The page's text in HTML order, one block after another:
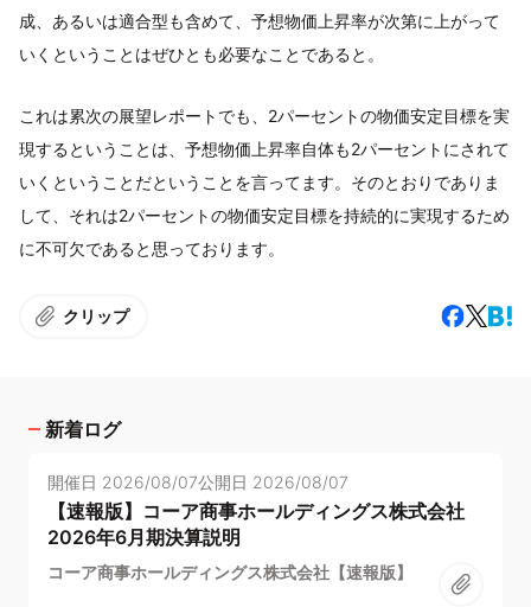
成、あるいは適合型も含めて、予想物価上昇率が次第に上がって
いくということはぜひとも必要なことであると。
これは累次の展望レポートでも、2パーセントの物価安定目標を実
現するということは、予想物価上昇率自体も2パーセントにされて
いくということだということを言ってます。そのとおりでありま
して、それは2パーセントの物価安定目標を持続的に実現するため
に不可欠であると思っております。
クリップ
新着ログ
開催日 2026/08/07公開日 2026/08/07
【速報版】コーア商事ホールディングス株式会社
2026年6月期決算説明
コーア商事ホールディングス株式会社【速報版】